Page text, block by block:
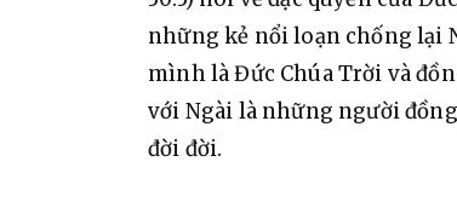
những kẻ nổi loạn chống lại
mình là Đức Chúa Trời và
với Ngài là những người
đời đời.